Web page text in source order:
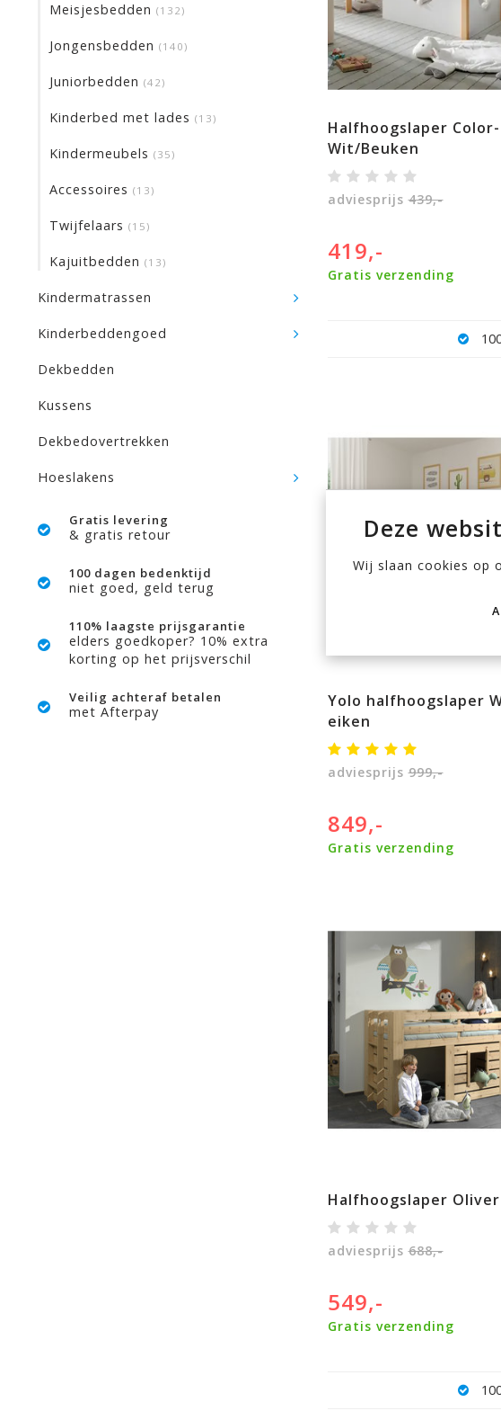
Meisjesbedden (132)
Jongensbedden (140)
Juniorbedden (42)
Kinderbed met lades (13)
Kindermeubels (35)
Accessoires (13)
Twijfelaars (15)
Kajuitbedden (13)
Kindermatrassen
Kinderbeddengoed
Dekbedden
Kussens
Dekbedovertrekken
Hoeslakens
Gratis levering
& gratis retour
100 dagen bedenktijd
niet goed, geld terug
110% laagste prijsgarantie
elders goedkoper? 10% extra
korting op het prijsverschil
Veilig achteraf betalen
met Afterpay
Halfhoogslaper Color-
Wit/Beuken
adviesprijs 439,-
419,-
Gratis verzending
100 dagen bedenktijd 100
Yolo halfhoogslaper
eiken
adviesprijs 999,-
849,-
Gratis verzending
adviesprijs 688,-
549,-
Gratis verzending
100
Deze
Wij slaan cookies op